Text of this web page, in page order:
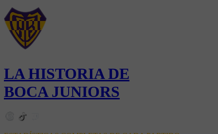
LA HISTORIA DE
BOCA JUNIORS